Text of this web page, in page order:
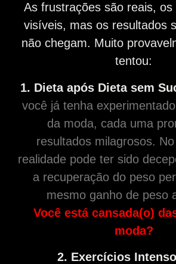
As frustrações são reais,
visíveis, mas os resultados
não chegam. Muito
tentou:
1. Dieta após Dieta sem
você já tenha
da moda, cada uma
resultados milagrosos.
realidade pode ter sido
a recuperação do peso
mesmo ganho de peso
Você está cansada(o)
moda?
2. Exercícios